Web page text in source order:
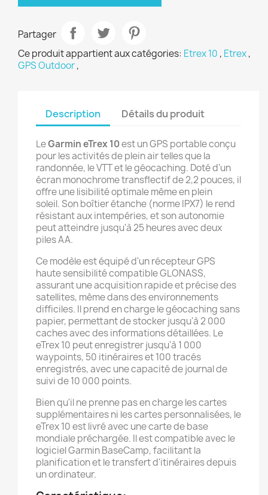
Partager
Ce produit appartient aux catégories: Etrex 10 , Etrex,
GPS Outdoor,
Description Détails du produit
LeGarmin eTrex 10est un GPS portable conçu
pour les activités de plein air telles que la
randonnée, le VTT et le géocaching. Doté d'un
écran monochrome transflectif de 2,2 pouces, il
offre une lisibilité optimale même en plein
soleil.Son boîtier étanche (norme IPX7) le rend
résistant aux intempéries, et son autonomie
peut atteindre jusqu'à 25 heures avec deux
piles AA.
Ce modèle est équipé d'un récepteur GPS
haute sensibilité compatible GLONASS,
assurant une acquisition rapide et précise des
satellites, même dans des environnements
difficiles. Il prend en charge le géocaching sans
papier, permettant de stocker jusqu'à 2 000
caches avec des informations détaillées. Le
eTrex 10 peut enregistrer jusqu'à 1 000
waypoints, 50 itinéraires et 100 tracés
enregistrés, avec une capacité de journal de
suivi de 10 000 points.
Bien qu'il ne prenne pas en charge les cartes
supplémentaires ni les cartes personnalisées, le
eTrex 10 est livré avec une carte de base
mondiale préchargée. Il est compatible avec le
logiciel Garmin BaseCamp, facilitant la
planification et le transfert d'itinéraires depuis
un ordinateur.